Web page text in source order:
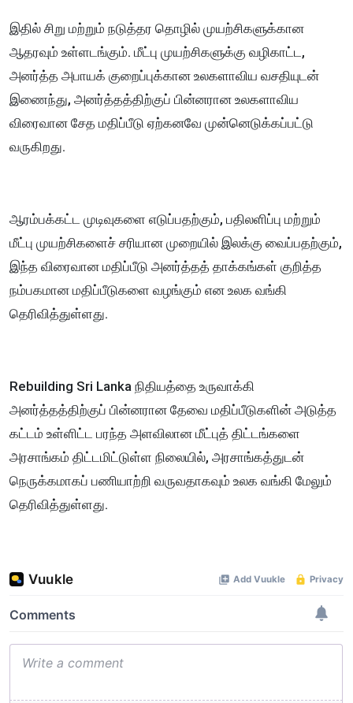
இதில் சிறு மற்றும் நடுத்தர தொழில் முயற்சிகளுக்கான
ஆதரவும் உள்ளடங்கும். மீட்பு முயற்சிகளுக்கு வழிகாட்ட,
அனர்த்த அபாயக் குறைப்புக்கான உலகளாவிய வசதியுடன்
இணைந்து, அனர்த்தத்திற்குப் பின்னரான உலகளாவிய
விரைவான சேத மதிப்பீடு ஏற்கனவே முன்னெடுக்கப்பட்டு
வருகிறது.
ஆரம்பக்கட்ட முடிவுகளை எடுப்பதற்கும், பதிலளிப்பு மற்றும்
மீட்பு முயற்சிகளைச் சரியான முறையில் இலக்கு வைப்பதற்கும்,
இந்த விரைவான மதிப்பீடு அனர்த்தத் தாக்கங்கள் குறித்த
நம்பகமான மதிப்பீடுகளை வழங்கும் என உலக வங்கி
தெரிவித்துள்ளது.
Rebuilding Sri Lanka நிதியத்தை உருவாக்கி
அனர்த்தத்திற்குப் பின்னரான தேவை மதிப்பீடுகளின் அடுத்த
கட்டம் உள்ளிட்ட பரந்த அளவிலான மீட்புத் திட்டங்களை
அரசாங்கம் திட்டமிட்டுள்ள நிலையில், அரசாங்கத்துடன்
நெருக்கமாகப் பணியாற்றி வருவதாகவும் உலக வங்கி மேலும்
தெரிவித்துள்ளது.